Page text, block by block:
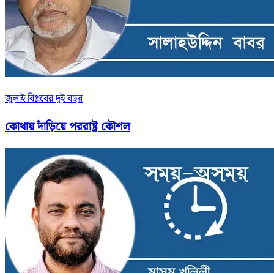
জুলাই বিপ্লবের দুই বছর
কোথায় দাঁড়িয়ে পররাষ্ট্র কৌশল